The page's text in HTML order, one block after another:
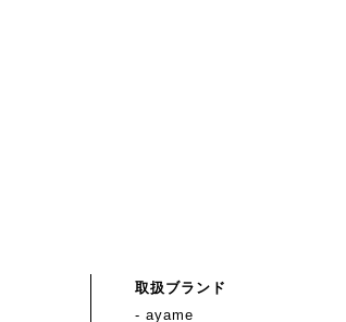
取扱ブランド
- ayame